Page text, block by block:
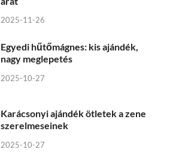
2025-11-26
Egyedi hűtőmágnes: kis ajándék,
nagy meglepetés
2025-10-27
Karácsonyi ajándék ötletek a zene
szerelmeseinek
2025-10-27